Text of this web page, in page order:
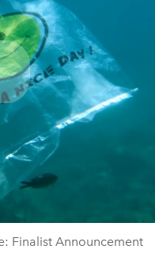
Finalist Announcement